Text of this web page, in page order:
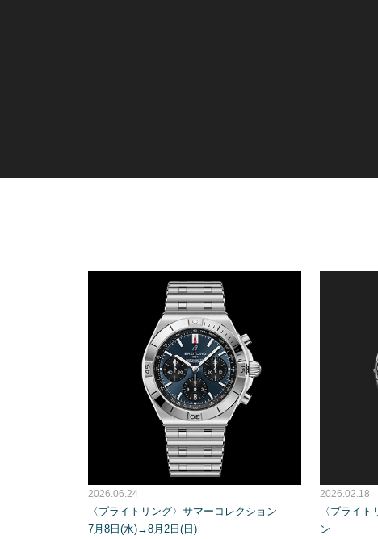
2026.06.24
〈ブライトリング〉サマーコレクション
7月8日(水)→8月2日(日)
2026.02.18
〈ブライ
ン